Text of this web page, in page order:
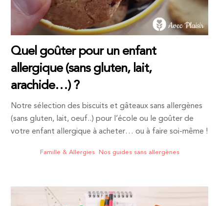
Quel goûter pour un enfant
allergique (sans gluten, lait,
arachide…) ?
Notre sélection des biscuits et gâteaux sans allergènes
(sans gluten, lait, oeuf..) pour l’école ou le goûter de
votre enfant allergique à acheter… ou à faire soi-même !
Famille & Allergies, Nos guides sans allergènes